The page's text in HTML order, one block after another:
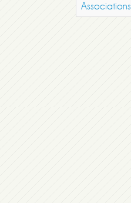
Associations